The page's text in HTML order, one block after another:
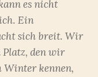
es nicht
Ein
sich breit. Wir
Platz, den wir
Winter kennen,